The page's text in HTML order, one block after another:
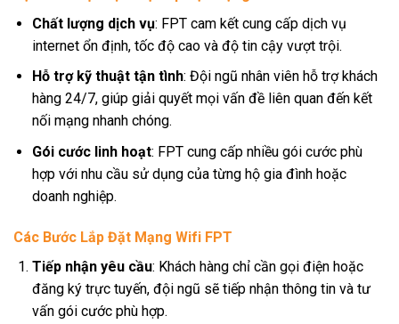
Chất lượng dịch vụ: FPT cam kết cung cấp dịch vụ
internet ổn định, tốc độ cao và độ tin cậy vượt trội.
Hỗ trợ kỹ thuật tận tình: Đội ngũ nhân viên hỗ trợ khách
hàng 24/7, giúp giải quyết mọi vấn đề liên quan đến kết
nối mạng nhanh chóng.
Gói cước linh hoạt: FPT cung cấp nhiều gói cước phù
hợp với nhu cầu sử dụng của từng hộ gia đình hoặc
doanh nghiệp.
Các Bước Lắp Đặt Mạng Wifi FPT
Tiếp nhận yêu cầu: Khách hàng chỉ cần gọi điện hoặc
đăng ký trực tuyến, đội ngũ sẽ tiếp nhận thông tin và tư
vấn gói cước phù hợp.